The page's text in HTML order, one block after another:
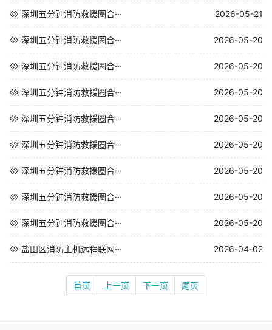
深圳五分钟消防救援圈合··· 2026-05-21
深圳五分钟消防救援圈合··· 2026-05-20
深圳五分钟消防救援圈合··· 2026-05-20
深圳五分钟消防救援圈合··· 2026-05-20
深圳五分钟消防救援圈合··· 2026-05-20
深圳五分钟消防救援圈合··· 2026-05-20
深圳五分钟消防救援圈合··· 2026-05-20
深圳五分钟消防救援圈合··· 2026-05-20
深圳五分钟消防救援圈合··· 2026-05-20
盐田区消防主机远程联网··· 2026-04-02
首页 上一页 下一页 尾页